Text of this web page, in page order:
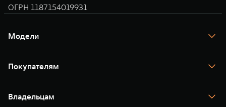
ОГРН 1187154019931
Модели
TANK 400
TANK 500
Покупателям
Тест-драйв
TANK Финансы
Владельцам